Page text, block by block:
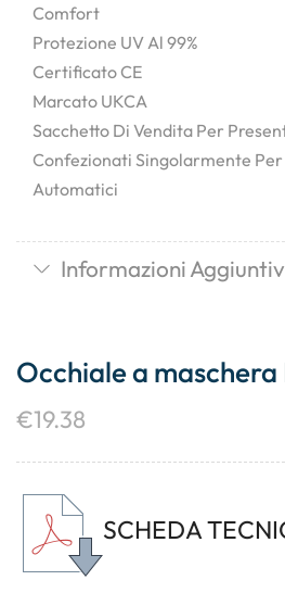
Comfort
Protezione UV Al 99%
Certificato CE
Marcato UKCA
Sacchetto Di Vendita Per
Confezionati Singolarmente
Automatici
Informazioni
Occhiale a
€19.38
SCHEDA